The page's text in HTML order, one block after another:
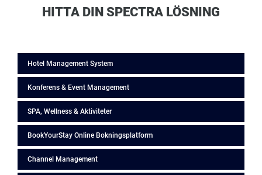
HITTA DIN SPECTRA LÖSNING
Hotel Management System
Konferens & Event Management
SPA, Wellness & Aktiviteter
BookYourStay Online Bokningsplatform
Channel Management